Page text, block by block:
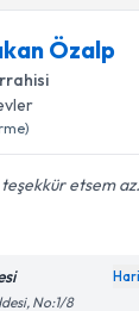
Özalp
etsem
No:1/8